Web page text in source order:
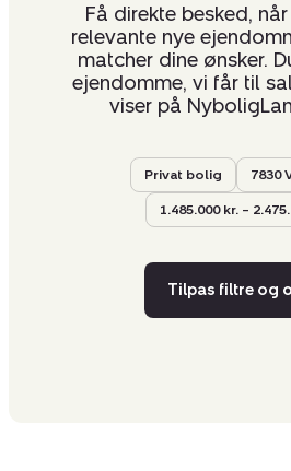
Få direkte besked,
relevante nye
matcher dine ønsker.
ejendomme, vi får til
viser på
Privat bolig 7830
1.485.000 kr. –
Tilpas filtre og